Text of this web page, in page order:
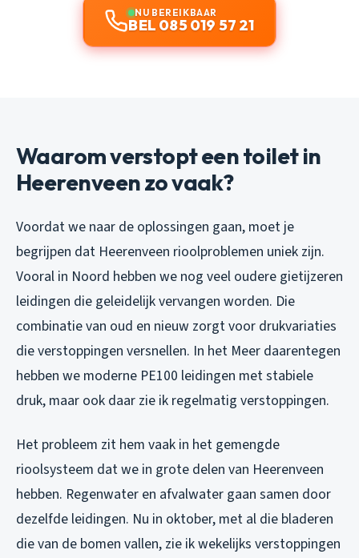
NU BEREIKBAAR
BEL 085 019 57 21
Waarom verstopt een toilet in
Heerenveen zo vaak?
Voordat we naar de oplossingen gaan, moet je
begrijpen dat Heerenveen rioolproblemen uniek zijn.
Vooral in Noord hebben we nog veel oudere gietijzeren
leidingen die geleidelijk vervangen worden. Die
combinatie van oud en nieuw zorgt voor drukvariaties
die verstoppingen versnellen. In het Meer daarentegen
hebben we moderne PE100 leidingen met stabiele
druk, maar ook daar zie ik regelmatig verstoppingen.
Het probleem zit hem vaak in het gemengde
rioolsysteem dat we in grote delen van Heerenveen
hebben. Regenwater en afvalwater gaan samen door
dezelfde leidingen. Nu in oktober, met al die bladeren
die van de bomen vallen, zie ik wekelijks verstoppingen